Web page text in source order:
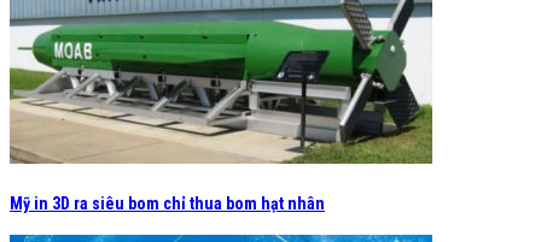
Mỹ in 3D ra siêu bom chỉ thua bom hạt nhân